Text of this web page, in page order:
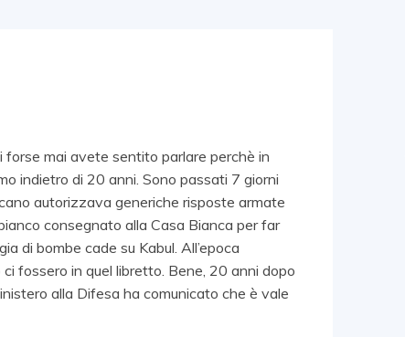
forse mai avete sentito parlare perchè in
indietro di 20 anni. Sono passati 7 giorni
autorizzava generiche risposte armate
consegnato alla Casa Bianca per far
di bombe cade su Kabul. All’epoca
fossero in quel libretto. Bene, 20 anni dopo
alla Difesa ha comunicato che è vale